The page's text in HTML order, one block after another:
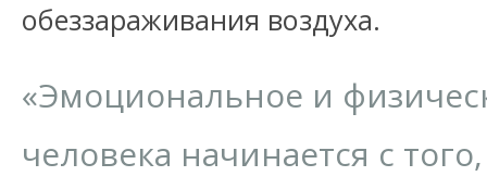
обеззараживания воздуха.
«Эмоциональное и
человека начинается с